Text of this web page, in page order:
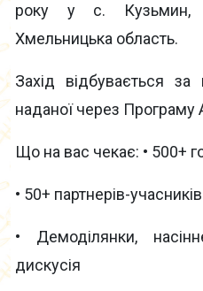
року у с. Кузьмин,
Хмельницька область.
Захід відбувається
наданої через Програму
Що на вас чекає: • 500+
• 50+ партнерів-учасників
• Демоділянки,
дискусія